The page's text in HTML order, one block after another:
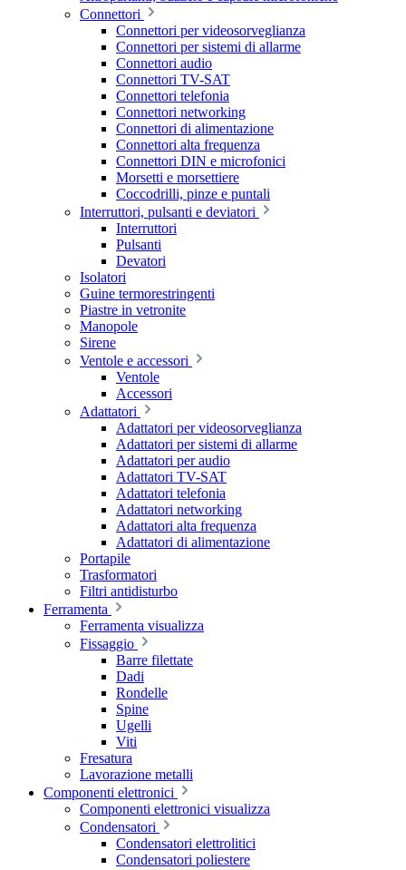
Connettori
Connettori per videosorveglianza
Connettori per sistemi di allarme
Connettori audio
Connettori TV-SAT
Connettori telefonia
Connettori networking
Connettori di alimentazione
Connettori alta frequenza
Connettori DIN e microfonici
Morsetti e morsettiere
Coccodrilli, pinze e puntali
Interruttori, pulsanti e deviatori
Interruttori
Pulsanti
Devatori
Isolatori
Guine termorestringenti
Piastre in vetronite
Manopole
Sirene
Ventole e accessori
Ventole
Accessori
Adattatori
Adattatori per videosorveglianza
Adattatori per sistemi di allarme
Adattatori per audio
Adattatori TV-SAT
Adattatori telefonia
Adattatori networking
Adattatori alta frequenza
Adattatori di alimentazione
Portapile
Trasformatori
Filtri antidisturbo
Ferramenta
Ferramenta visualizza
Fissaggio
Barre filettate
Dadi
Rondelle
Spine
Ugelli
Viti
Fresatura
Lavorazione metalli
Componenti elettronici
Componenti elettronici visualizza
Condensatori
Condensatori elettrolitici
Condensatori poliestere